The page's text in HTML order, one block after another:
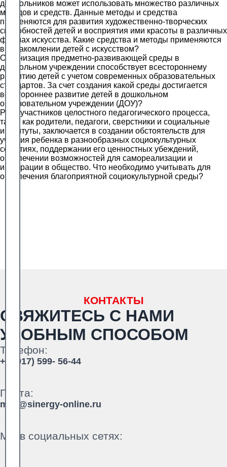
дошкольников может использовать множество различных
методов и средств. Данные методы и средства
применяются для развития художественно-творческих
способностей детей и восприятия ими красоты в различных
формах искусства. Какие средства и методы применяются
в ознакомлении детей с искусством?
Организация предметно-развивающей среды в
дошкольном учреждении способствует всестороннему
развитию детей с учетом современных образовательных
стандартов. За счет создания какой среды достигается
всестороннее развитие детей в дошкольном
образовательном учреждении (ДОУ)?
Роль участников целостного педагогического процесса,
таких как родители, педагоги, сверстники и социальные
институты, заключается в создании обстоятельств для
участия ребенка в разнообразных социокультурных
событиях, поддержании его ценностных убеждений,
обеспечении возможностей для самореализации и
интеграции в общество. Что необходимо учитывать для
обеспечения благоприятной социокультурной среды?
КОНТАКТЫ
СВЯЖИТЕСЬ С НАМИ
УДОБНЫМ СПОСОБОМ
Телефон:
+7 (917) 599- 56-44
Почта:
mail@sinergy-online.ru
Мы в социальных сетях: